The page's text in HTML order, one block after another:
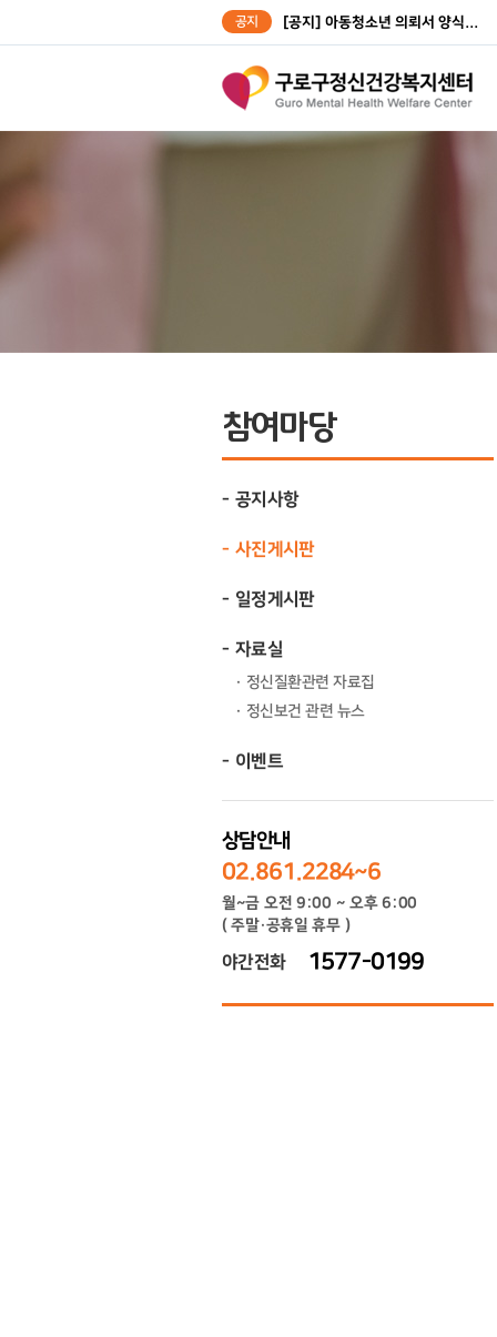
공지 [공지] 아동청소년 의뢰서 양식...
참여마당
공지사항
사진게시판
일정게시판
자료실
정신질환관련 자료집
정신보건 관련 뉴스
이벤트
상담안내
02.861.2284~6
월~금 오전 9:00 ~ 오후 6:00
( 주말·공휴일 휴무 )
야간전화 1577-0199